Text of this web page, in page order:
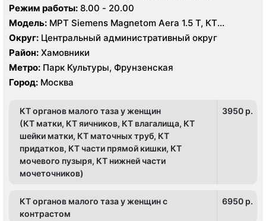
Режим работы: 8.00 - 20.00
Модель: МРТ Siemens Magnetom Aera 1.5 T, КТ
SIEMENS Healthineers 64 среза, УЗИ Mindrey DS 8,
Philips Affiniti 70
Округ: Центральный административный округ
Район: Хамовники
Метро: Парк Культуры, Фрунзенская
Город: Москва
КТ органов малого таза у женщин
(КТ матки, КТ яичников, КТ влагалища, КТ
шейки матки, КТ маточных труб, КТ
придатков, КТ части прямой кишки, КТ
мочевого пузыря, КТ нижней части
мочеточников)
3950 p.
КТ органов малого таза у женщин с
контрастом
6950 p.